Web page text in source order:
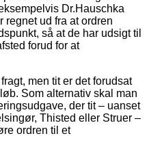
Dr.Hauschka
regnet ud fra at ordren
så at de har udsigt til
forud for at
men tit er det forudsat
Som alternativ skal man
der tit – uanset
Thisted eller Struer –
ordren til et